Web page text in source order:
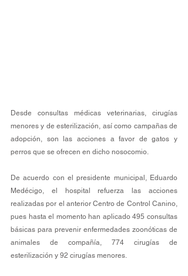
Desde consultas médicas veterinarias, cirugías
menores y de esterilización, así como campañas de
adopción, son las acciones a favor de gatos y
perros que se ofrecen en dicho nosocomio.
De acuerdo con el presidente municipal, Eduardo
Medécigo, el hospital refuerza las acciones
realizadas por el anterior Centro de Control Canino,
pues hasta el momento han aplicado 495 consultas
básicas para prevenir enfermedades zoonóticas de
animales de compañía, 774 cirugías de
esterilización y 92 cirugías menores.